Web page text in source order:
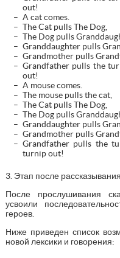
out!
A cat comes.
The Cat pulls The Dog,
The Dog pulls
Granddaughter pulls
Grandmother pulls
Grandfather pulls the
out!
A mouse comes.
The mouse pulls the cat,
The Cat pulls The Dog,
The Dog pulls
Granddaughter pulls
Grandmother pulls
Grandfather pulls the
turnip out!
3. Этап после рассказывания
После прослушивания
усвоили
героев.
Ниже приведен список
новой лексики и говорения: